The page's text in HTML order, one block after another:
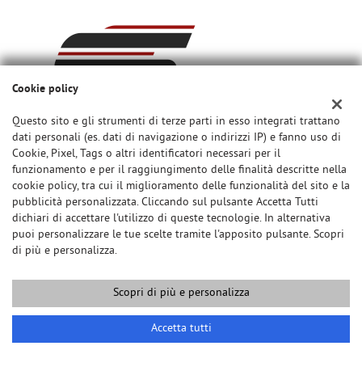
Sede di Noventa Vicentina
Via Migliadizzi, 12/B
36025 Noventa Vicentina (VI)
Cellulare:
+39 328 8275575
+39 328 8492616
Email:
info@sprint-auto.it
Cookie policy
Questo sito e gli strumenti di terze parti in esso integrati trattano
dati personali (es. dati di navigazione o indirizzi IP) e fanno uso di
Cookie, Pixel, Tags o altri identificatori necessari per il
funzionamento e per il raggiungimento delle finalità descritte nella
cookie policy, tra cui il miglioramento delle funzionalità del sito e la
pubblicità personalizzata. Cliccando sul pulsante Accetta Tutti
dichiari di accettare l'utilizzo di queste tecnologie. In alternativa
puoi personalizzare le tue scelte tramite l'apposito pulsante. Scopri
di più e personalizza.
Scopri di più e personalizza
Accetta tutti